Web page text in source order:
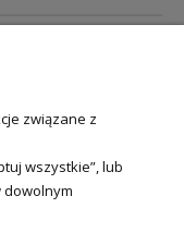
związane z
wszystkie”, lub
dowolnym